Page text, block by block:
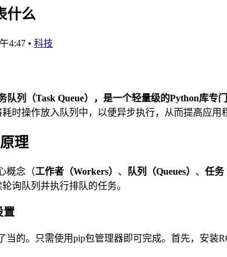
什么
4:47 • 科技
队列（Task Queue），是一个轻量级的Python库专
时操作放入队列中，以便异步执行，从而提高应
理
概念（工作者（Workers） 、 队列（Queues） 、 任务
询队列并执行排队的任务。
置
当的。只需使用pip包管理器即可完成。首先，安装